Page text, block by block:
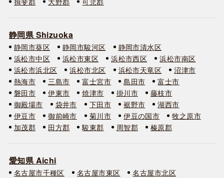
静岡県 Shizuoka
静岡市葵区 静岡市駿河区
静岡市清水区
浜松市中区
浜松市東区 浜松市西区
浜松市南区
浜松市浜北区
浜松市北区 浜松市天竜区
沼津市
熱海市
三島市 富士宮市 島田市
富士市
磐田市
伊東市 焼津市 掛川市
藤枝市
御殿場市
袋井市 下田市 裾野市
湖西市
伊豆市
御前崎市 菊川市 伊豆の国市
牧之原市
加茂郡
田方郡 駿東郡 周智郡 榛原郡
愛知県 Aichi
名古屋市千種区 名古屋市東区
名古屋市北区